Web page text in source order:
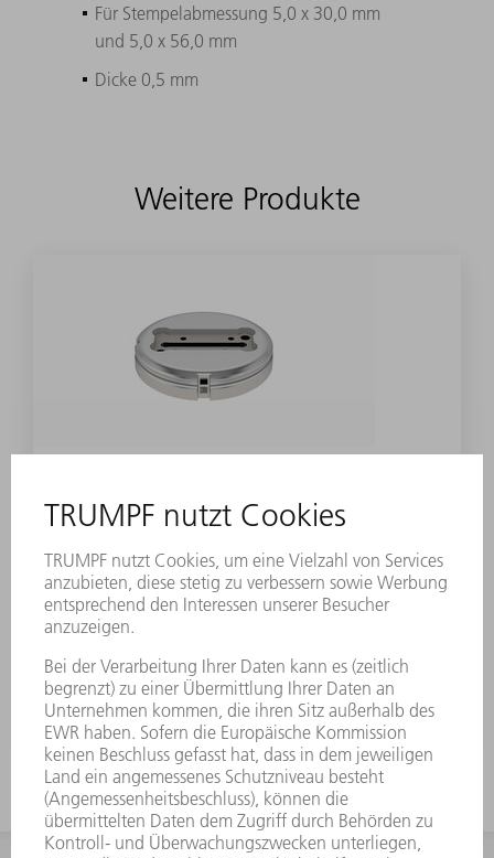
Für Stempelabmessung 5,0 x 30,0 mm
und 5,0 x 56,0 mm
Dicke 0,5 mm
Weitere Produkte
ZUBEHÖR
Matrizenaufnahme für Trennmatrize
Materialnummer:0207484
Für Stempelabmessung 5,0 x 30,0 mm und 5,0 x 56,0
mm